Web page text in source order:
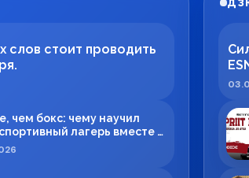
слов стоит проводить
чем бокс: чему научил
лагерь вместе с
Вильде